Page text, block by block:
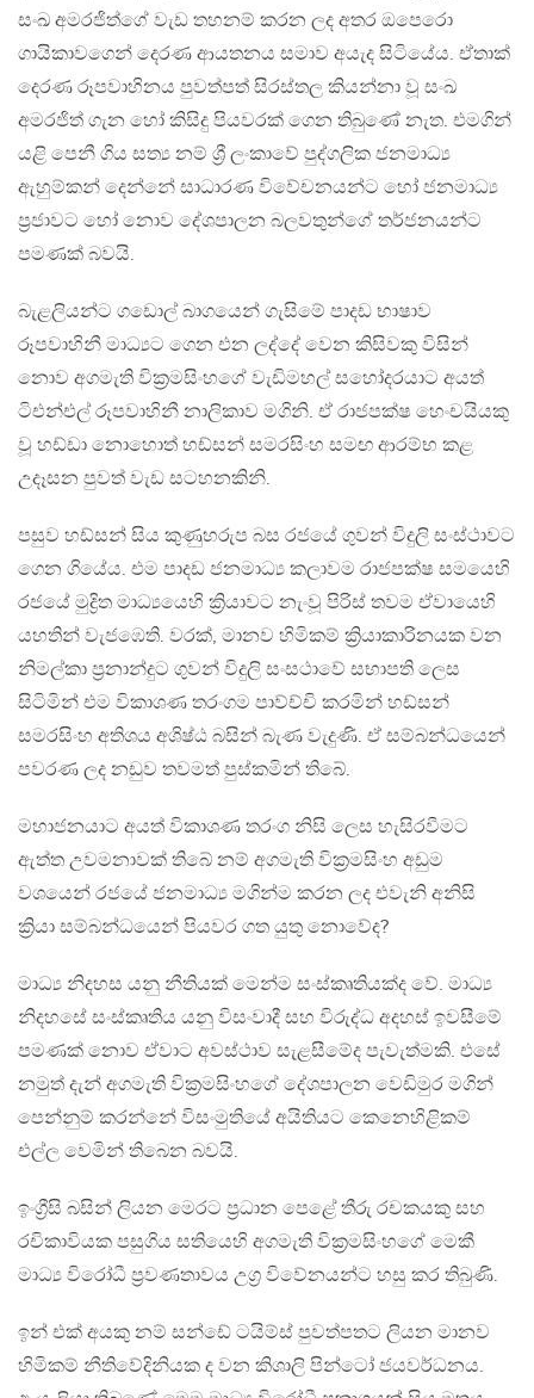
සංඛ අමරජිත්ගේ වැඩ තහනම් කරන ලද අතර ඔපෙරො
ගායිකාවගෙන් දෙරණ ආයතනය සමාව අයැද සිටියේය. ඒතාක්
දෙරණ රූපවාහිනය පුවත්පත් සිරස්තල කියන්නා වූ සංඛ
අමරජිත් ගැන හෝ කිසිදු පියවරක් ගෙන තිබුණේ නැත. එමගින්
යළි පෙනී ගිය සත්‍ය නම් ශ්‍රී ලංකාවේ පුද්ගලික ජනමාධ්‍ය
ඇහුම්කන් දෙන්නේ සාධාරණ විවේචනයන්ට හෝ ජනමාධ්‍ය
ප්‍රජාවට හෝ නොව දේශපාලන බලවතුන්ගේ තර්ජනයන්ට
පමණක් බවයි.
බැළලියන්ට ගඩොල් බාගයෙන් ගැසිමේ පාදඩ භාෂාව
රූපවාහිනී මාධ්‍යට ගෙන එන ලද්දේ වෙන කිසිවකු විසින්
නොව අගමැති වික්‍රමසිංහගේ වැඩිමහල් සහෝදරයාට අයත්
ටිඑන්එල් රූපවාහිනී නාලිකාව මගිනි. ඒ රාජපක්ෂ හෙංචයියකු
වූ හඩ්ඩා නොහොත් හඩ්සන් සමරසිංහ සමඟ ආරම්භ කළ
උදෑසන පුවත් වැඩ සටහනකිනි.
පසුව හඩ්සන් සිය කුණුහරුප බස රජයේ ගුවන් විදුලි සංස්ථාවට
ගෙන ගියේය. එම පාදඩ ජනමාධ්‍ය කලාවම රාජපක්ෂ සමයෙහි
රජයේ මුද්‍රිත මාධ්‍යයෙහි ක්‍රියාවට නැංවූ පිරිස් තවම ඒවායෙහි
යහතින් වැජඹෙති. වරක්, මානව හිමිකම් ක්‍රියාකාරිනයක වන
නිමල්කා ප්‍රනාන්දුට ගුවන් විදුලි සංසථාවේ සභාපති ලෙස
සිටිමින් එම විකාශණ තරංගම පාව්ච්චි කරමින් හඩ්සන්
සමරසිංහ අතිශය අශිෂ්ඨ බසින් බැණ වැදුණි. ඒ සම්බන්ධයෙන්
පවරණ ලද නඩුව තවමත් පුස්කමින් තිබේ.
මහාජනයාට අයත් විකාශණ තරංග නිසි ලෙස හැසිරවීමට
ඇත්ත උවමනාවක් තිබේ නම් අගමැති වික්‍රමසිංහ අඩුම
වශයෙන් රජයේ ජනමාධ්‍ය මගින්ම කරන ලද එවැනි අනිසි
ක්‍රියා සම්බන්ධයෙන් පියවර ගත යුතු නොවේද?
මාධ්‍ය නිදහස යනු නීතියක් මෙන්ම සංස්කෘතියක්ද වේ. මාධ්‍ය
නිදහසේ සංස්කෘතිය යනු විසංවාදී සහ විරුද්ධ අදහස් ඉවසීමේ
පමණක් නොව ඒවාට අවස්ථාව සැළසීමේද පැවැත්මකි. එසේ
නමුත් දැන් අගමැති වික්‍රමසිංහගේ දේශපාලන වෙඩිමුර මගින්
පෙන්නුම් කරන්නේ විසංමුතියේ අයිතියට කෙනෙහිළිකම්
එල්ල වෙමින් තිබෙන බවයි.
ඉංග්‍රීසි බසින් ලියන මෙරට ප්‍රධාන පෙළේ තීරු රචකයකු සහ
රචිකාවියක පසුගිය සතියෙහි අගමැති වික්‍රමසිංහගේ මෙකී
මාධ්‍ය විරෝධී ප්‍රවණතාවය උග්‍ර විවේනයන්ට හසු කර තිබුණි.
ඉන් එක් අයකු නම් සන්ඩේ ටයිම්ස් පුවත්පතට ලියන මානව
හිමිකම් නීතිවේදිනියක ද වන කිශාලි පින්ටෝ ජයවර්ධනය.